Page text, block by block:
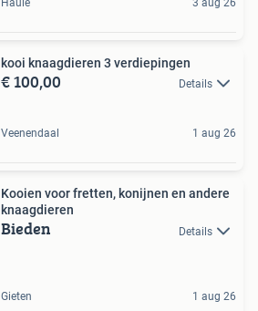
Haule 3 aug 26
kooi knaagdieren 3 verdiepingen
€ 100,00 Details
Veenendaal 1 aug 26
Kooien voor fretten, konijnen en andere
knaagdieren
Bieden Details
Gieten 1 aug 26